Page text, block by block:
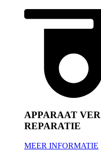
APPARAAT
REPARATIE
MEER INFORMATIE